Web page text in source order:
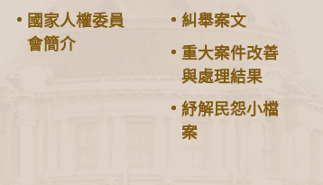
國家人權委員
會簡介
糾舉案文
重大案件改善
與處理結果
紓解民怨小檔
案